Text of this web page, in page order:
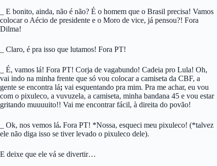
_ E bonito, ainda, não é não? É o homem que o Brasil precisa! Vamos
colocar o Aécio de presidente e o Moro de vice, já pensou?! Fora
Dilma!
_ Claro, é pra isso que lutamos! Fora PT!
_ É, vamos lá! Fora PT! Corja de vagabundo! Cadeia pro Lula! Oh,
vai indo na minha frente que só vou colocar a camiseta da CBF, a
gente se encontra lá; vai esquentando pra mim. Pra me achar, eu vou
com o pixuleco, a vuvuzela, a camiseta, minha bandana 45 e vou estar
gritando muuuuito!! Vai me encontrar fácil, à direita do povão!
_ Ok, nos vemos lá. Fora PT! *Nossa, esqueci meu pixuleco! (*talvez
ele não diga isso se tiver levado o pixuleco dele).
E deixe que ele vá se divertir…